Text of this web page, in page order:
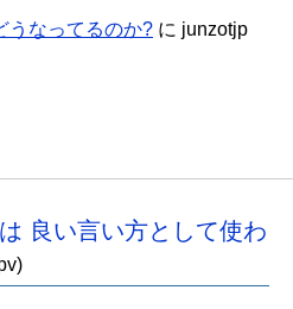
うなってるのか? に junzotjp
良い言い方として使わ